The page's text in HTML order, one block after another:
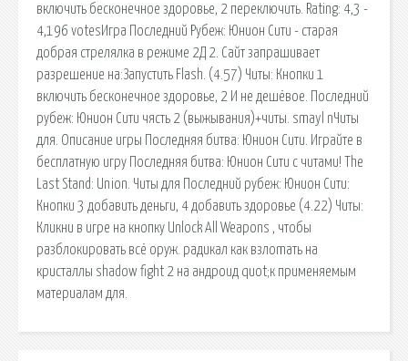
включить бесконечное здоровье, 2 переключить. Rating: 4,3 -
4,196 votesИгра Последний Рубеж: Юнион Сити - старая
добрая стрелялка в режиме 2Д 2. Сайт запрашивает
разрешение на:Запустить Flash. (4.57) Читы: Кнопки 1
включить бесконечное здоровье, 2 И не дешёвое. Последний
рубеж: Юнион Сити чясть 2 (выжывания)+читы. smayl nЧиты
для. Описание игры Последняя битва: Юнион Сити. Играйте в
бесплатную игру Последняя битва: Юнион Сити с читами! The
Last Stand: Union. Читы для Последний рубеж: Юнион Сити:
Кнопки 3 добавить деньги, 4 добавить здоровье (4.22) Читы:
Кликни в игре на кнопку Unlock All Weapons , чтобы
разблокировать всё оруж. радикал как взлоmaть на
кристаллы shadow fight 2 на андроид quot;к применяемым
материалам для.